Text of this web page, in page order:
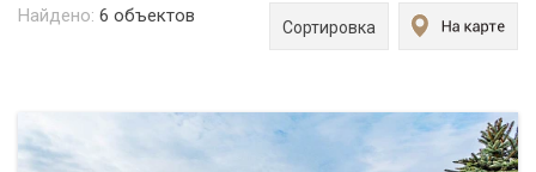
Найдено: 6 объектов
Сортировка